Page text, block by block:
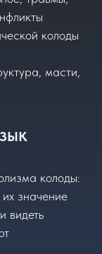
колоды
масти,
колоды:
значение
видеть